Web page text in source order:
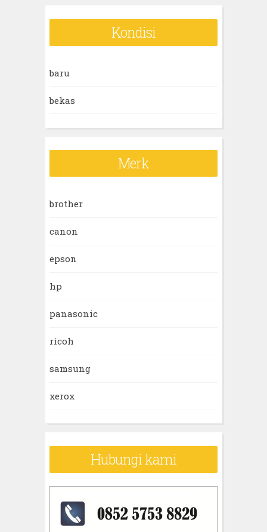
r
f
:
Kondisi
baru
bekas
Merk
brother
canon
epson
hp
panasonic
ricoh
samsung
xerox
Hubungi kami